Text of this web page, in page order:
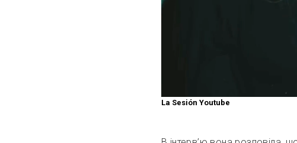
La Sesión Youtube